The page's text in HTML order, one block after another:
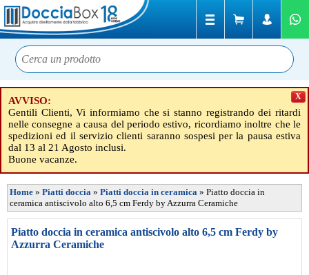
AVVISO:
Gentili Clienti, Vi informiamo che si stanno registrando dei ritardi
nelle consegne a causa del periodo estivo, ricordiamo inoltre che le
spedizioni ed il servizio clienti saranno sospesi per la pausa estiva
dal 13 al 21 Agosto inclusi.
Buone vacanze.
X
Home » Piatti doccia » Piatti doccia in ceramica » Piatto doccia in
ceramica antiscivolo alto 6,5 cm Ferdy by Azzurra Ceramiche
Piatto doccia in ceramica antiscivolo alto 6,5 cm Ferdy by
Azzurra Ceramiche